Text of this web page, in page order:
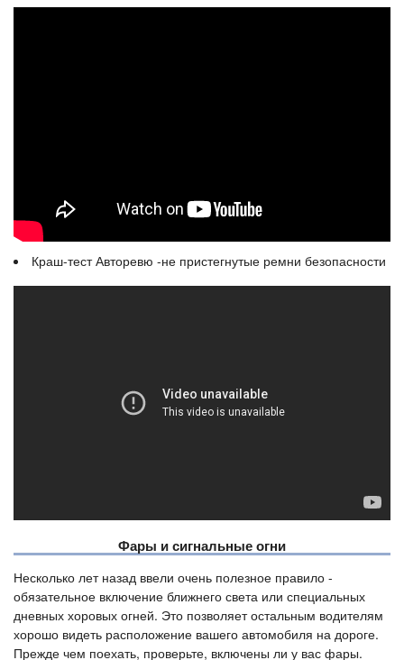
Краш-тест Авторевю -не пристегнутые ремни безопасности
Фары и сигнальные огни
Несколько лет назад ввели очень полезное правило -
обязательное включение ближнего света или специальных
дневных хоровых огней. Это позволяет остальным водителям
хорошо видеть расположение вашего автомобиля на дороге.
Прежде чем поехать, проверьте, включены ли у вас фары.